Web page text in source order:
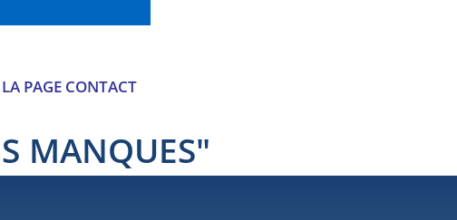
PAGE CONTACT
MANQUES"